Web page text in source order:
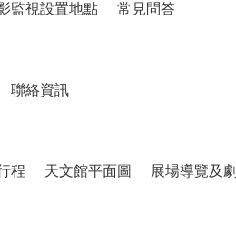
監視設置地點 常見問答
聯絡資訊
程 天文館平面圖 展場導覽及